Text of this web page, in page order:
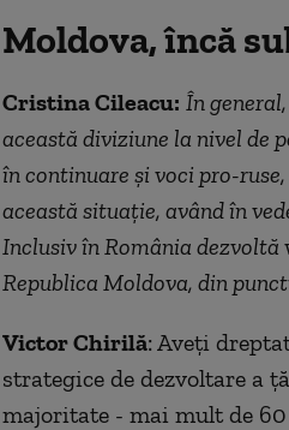
Moldova, încă
Cristina Cileacu: În
această diviziune la nivel de
în continuare și voci pro-
această situație, având în
Inclusiv în România dezvoltă
Republica Moldova, din
Victor Chirilă: Aveți
strategice de dezvoltare a
majoritate - mai mult de